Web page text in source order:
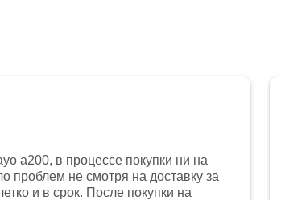
a200, в процессе покупки ни на
проблем не смотря на доставку за
и в срок. После покупки на